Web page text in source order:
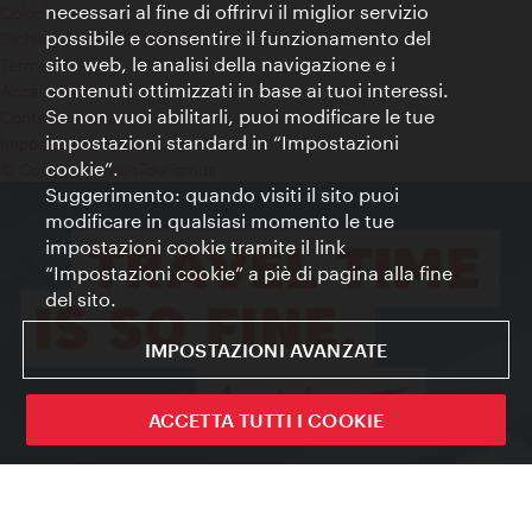
Colophon
Dichiarazione sulla protezione dei dati
Terms of Use
Accessibilità
Contatto stampa
Impostazioni cookie
© Copyright WienTourismus
necessari al fine di offrirvi il miglior servizio
possibile e consentire il funzionamento del
sito web, le analisi della navigazione e i
contenuti ottimizzati in base ai tuoi interessi.
Se non vuoi abilitarli, puoi modificare le tue
impostazioni standard in “Impostazioni
cookie”.
Suggerimento: quando visiti il sito puoi
modificare in qualsiasi momento le tue
impostazioni cookie tramite il link
“Impostazioni cookie” a piè di pagina alla fine
del sito.
IMPOSTAZIONI AVANZATE
ACCETTA TUTTI I COOKIE